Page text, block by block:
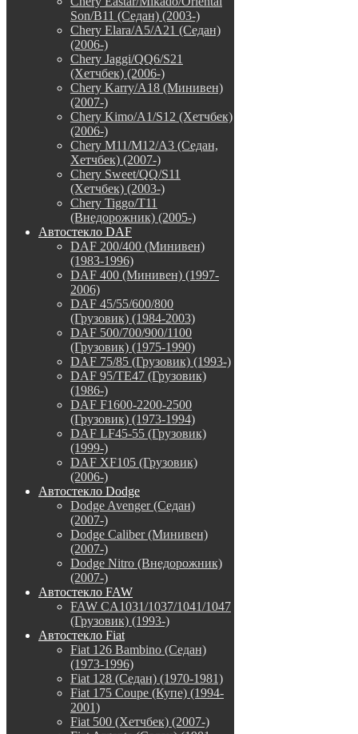
Son/B11 (Седан) (2003-)
Chery Elara/A5/A21 (Седан)
(2006-)
Chery Jaggi/QQ6/S21
(Хетчбек) (2006-)
Chery Karry/A18 (Минивен)
(2007-)
Chery Kimo/A1/S12 (Хетчбек)
(2006-)
Chery M11/M12/A3 (Седан,
Хетчбек) (2007-)
Chery Sweet/QQ/S11
(Хетчбек) (2003-)
Chery Tiggo/T11
(Внедорожник) (2005-)
Автостекло DAF
DAF 200/400 (Минивен)
(1983-1996)
DAF 400 (Минивен) (1997-
2006)
DAF 45/55/600/800
(Грузовик) (1984-2003)
DAF 500/700/900/1100
(Грузовик) (1975-1990)
DAF 75/85 (Грузовик) (1993-)
DAF 95/TE47 (Грузовик)
(1986-)
DAF F1600-2200-2500
(Грузовик) (1973-1994)
DAF LF45-55 (Грузовик)
(1999-)
DAF XF105 (Грузовик)
(2006-)
Автостекло Dodge
Dodge Avenger (Седан)
(2007-)
Dodge Caliber (Минивен)
(2007-)
Dodge Nitro (Внедорожник)
(2007-)
Автостекло FAW
FAW CA1031/1037/1041/1047
(Грузовик) (1993-)
Автостекло Fiat
Fiat 126 Bambino (Седан)
(1973-1996)
Fiat 128 (Седан) (1970-1981)
Fiat 175 Coupe (Купе) (1994-
2001)
Fiat 500 (Хетчбек) (2007-)